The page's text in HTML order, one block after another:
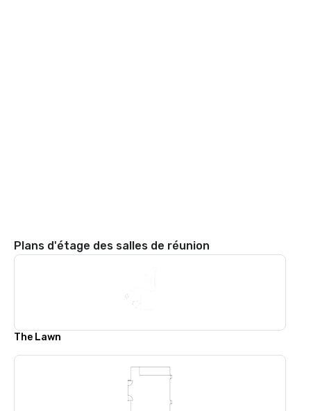
Plans d'étage des salles de réunion
The Lawn